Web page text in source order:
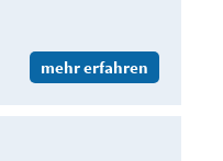
mehr erfahren